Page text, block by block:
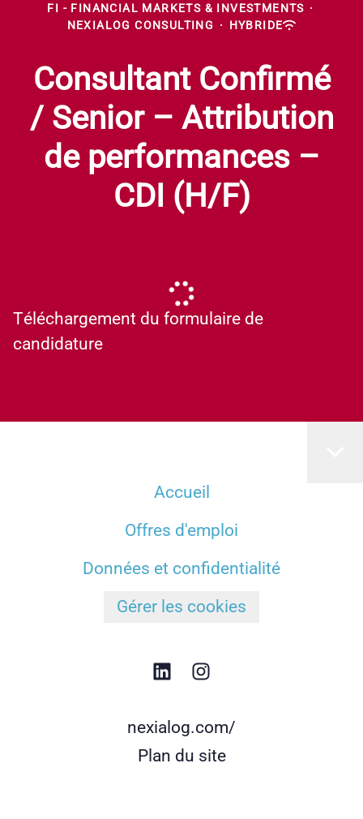
FI - FINANCIAL MARKETS & INVESTMENTS ·
NEXIALOG CONSULTING
· HYBRIDE
Consultant Confirmé
/ Senior – Attribution
de performances –
CDI (H/F)
Téléchargement du formulaire de
candidature
Accueil
Offres d'emploi
Données et confidentialité
Gérer les cookies
nexialog.com/
Plan du site